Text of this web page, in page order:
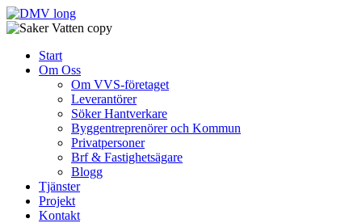
Skip
to
Start
Om Oss
Om VVS-företaget
Leverantörer
Söker Hantverkare
Byggentreprenörer och Kommun
Privatpersoner
Brf & Fastighetsägare
Blogg
Tjänster
Projekt
Kontakt